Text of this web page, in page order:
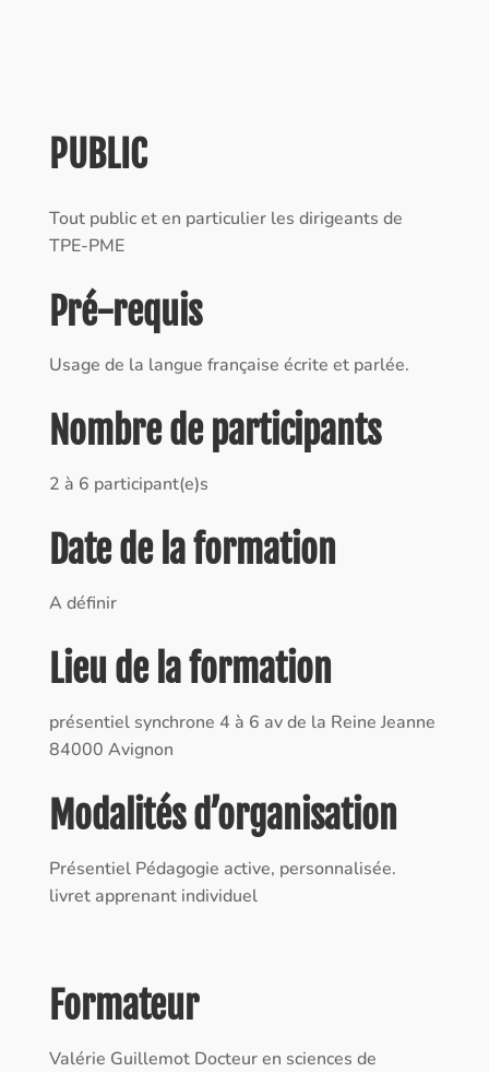
PUBLIC
Tout public et en particulier les dirigeants de
TPE-PME
Pré-requis
Usage de la langue française écrite et parlée.
Nombre de participants
2 à 6 participant(e)s
Date de la formation
A définir
Lieu de la formation
présentiel synchrone 4 à 6 av de la Reine Jeanne
84000 Avignon
Modalités d’organisation
Présentiel Pédagogie active, personnalisée.
livret apprenant individuel
Formateur
Valérie Guillemot Docteur en sciences de